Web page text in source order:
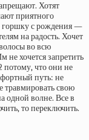
Хотят
приятного
горшку с рождения —
на радость. Хочет
во всю
хочется запретить
что они не
путь: не
травмировать свою
одной волне. Все в
то переключить.